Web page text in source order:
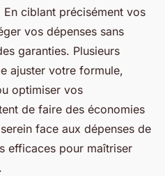
ciblant précisément vos
vos dépenses sans
garanties. Plusieurs
ajuster votre formule,
optimiser vos
de faire des économies
face aux dépenses de
efficaces pour maîtriser